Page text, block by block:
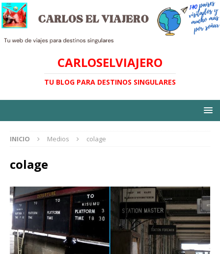
CARLOSELVIAJERO
TU BLOG PARA DESTINOS SINGULARES
INICIO Medios colage
colage